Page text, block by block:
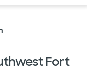
Fort